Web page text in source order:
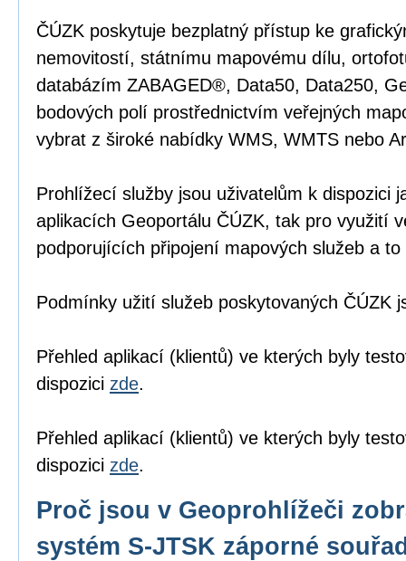
ČÚZK poskytuje bezplatný přístup ke
nemovitostí, státnímu mapovému dílu,
databázím ZABAGED®, Data50, Data250,
bodových polí prostřednictvím veřejných
vybrat z široké nabídky WMS, WMTS nebo
Prohlížecí služby jsou uživatelům k dispozici
aplikacích Geoportálu ČÚZK, tak pro využití
podporujících připojení mapových služeb a
Podmínky užití služeb poskytovaných ČÚZK
Přehled aplikací (klientů) ve kterých byly
dispozici zde.
Přehled aplikací (klientů) ve kterých byly
dispozici zde.
Proč jsou v Geoprohlížeči
systém S-JTSK záporné